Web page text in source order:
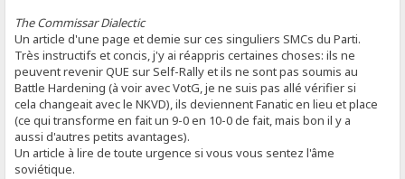
The Commissar Dialectic
Un article d'une page et demie sur ces singuliers SMCs du Parti.
Très instructifs et concis, j'y ai réappris certaines choses: ils ne
peuvent revenir QUE sur Self-Rally et ils ne sont pas soumis au
Battle Hardening (à voir avec VotG, je ne suis pas allé vérifier si
cela changeait avec le NKVD), ils deviennent Fanatic en lieu et place
(ce qui transforme en fait un 9-0 en 10-0 de fait, mais bon il y a
aussi d'autres petits avantages).
Un article à lire de toute urgence si vous vous sentez l'âme
soviétique.